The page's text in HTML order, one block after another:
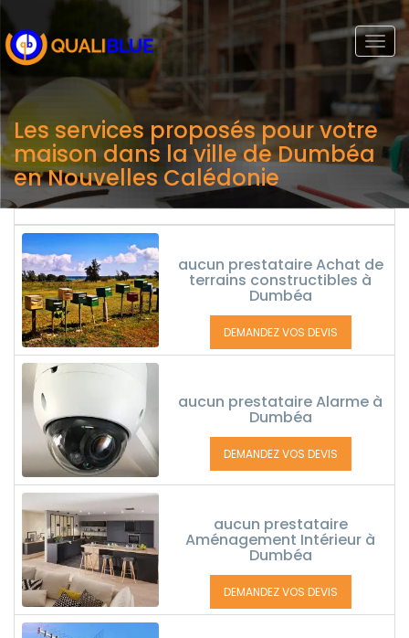
Les services proposés pour votre
maison dans la ville de Dumbéa
en Nouvelles Calédonie
aucun prestataire Achat de
terrains constructibles à
Dumbéa
DEMANDEZ VOS DEVIS
aucun prestataire Alarme à
Dumbéa
DEMANDEZ VOS DEVIS
aucun prestataire
Aménagement Intérieur à
Dumbéa
DEMANDEZ VOS DEVIS